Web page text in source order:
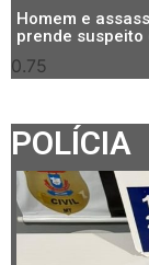
Homem e
prende suspeito
POLÍCIA